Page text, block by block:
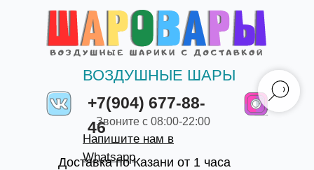
+7(904) 677-88-
46
ВОЗДУШНЫЕ ШАРЫ
Доставка по Казани от 1 часа
Звоните с 08:00-22:00
Напишите нам в
Whatsapp